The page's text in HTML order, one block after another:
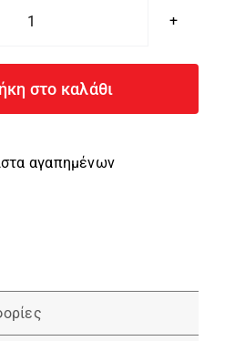
Πάπλωμα
LazyBunny
ποσότητα
στο καλάθι
αγαπημένων